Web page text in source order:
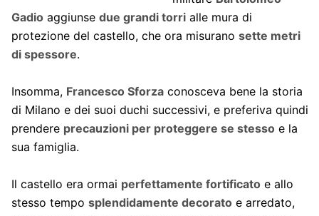
Gadioaggiunse due grandi torrialle mura di
protezione del castello, che ora misurano sette metri
di spessore.
Insomma, Francesco Sforzaconosceva bene la storia
di Milano e dei suoi duchi successivi, e preferiva quindi
prendere precauzioni per proteggere se stessoe la
sua famiglia.
Il castello era ormai perfettamente fortificatoe allo
stesso tempo splendidamente decoratoe arredato,